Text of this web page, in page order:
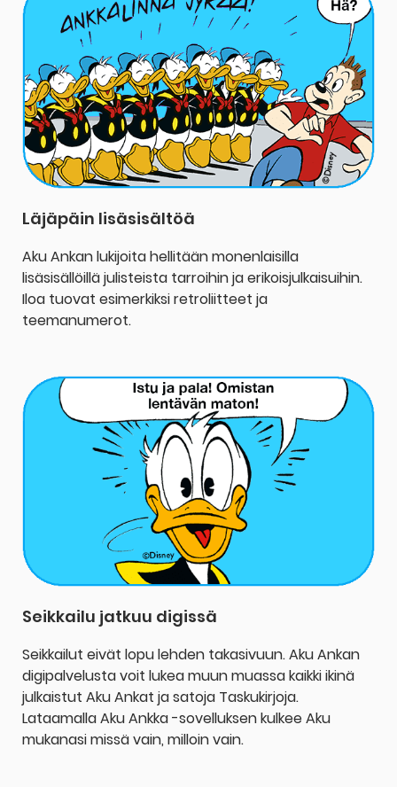
Läjäpäin lisäsisältöä
Aku Ankan lukijoita hellitään monenlaisilla
lisäsisällöillä julisteista tarroihin ja erikoisjulkaisuihin.
Iloa tuovat esimerkiksi retroliitteet ja
teemanumerot.
Seikkailu jatkuu digissä
Seikkailut eivät lopu lehden takasivuun. Aku Ankan
digipalvelusta voit lukea muun muassa kaikki ikinä
julkaistut Aku Ankat ja satoja Taskukirjoja.
Lataamalla Aku Ankka -sovelluksen kulkee Aku
mukanasi missä vain, milloin vain.